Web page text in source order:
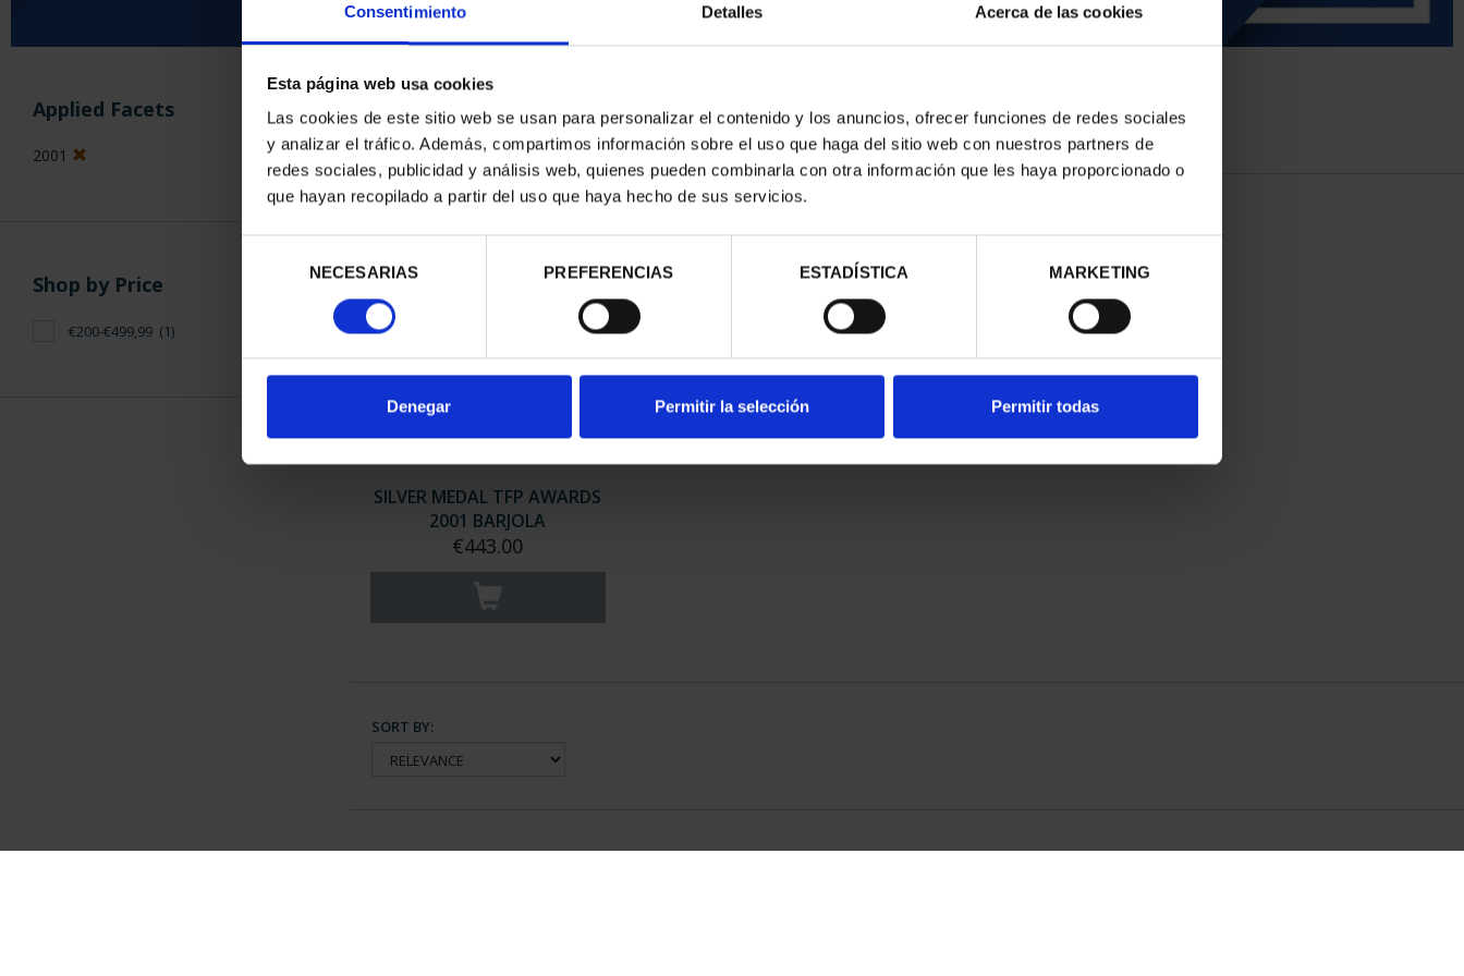
Consentimiento Detalles Acerca de las cookies
Esta página web usa cookies
Las cookies de este sitio web se usan para personalizar el contenido y los anuncios, ofrecer funciones de redes sociales
y analizar el tráfico. Además, compartimos información sobre el uso que haga del sitio web con nuestros partners de
redes sociales, publicidad y análisis web, quienes pueden combinarla con otra información que les haya proporcionado o
que hayan recopilado a partir del uso que haya hecho de sus servicios.
consentimiento
NECESARIAS PREFERENCIAS ESTADÍSTICA MARKETING
Denegar Permitir la selección Permitir todas
Applied Facets
2001
Shop by Price
€200-€499,99 (1)
SORT BY:
1 Products found
SILVER MEDAL TFP AWARDS
2001 BARJOLA
€443.00
SORT BY: